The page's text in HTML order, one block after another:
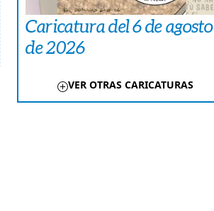
Caricatura del 6 de agosto
de 2026
VER OTRAS CARICATURAS